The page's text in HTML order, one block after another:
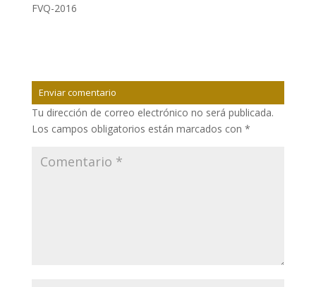
FVQ-2016
Enviar comentario
Tu dirección de correo electrónico no será publicada.
Los campos obligatorios están marcados con *